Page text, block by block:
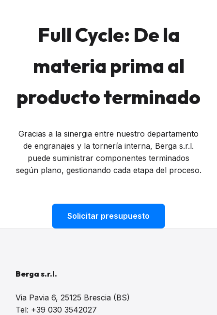
Full Cycle: De la
materia prima al
producto terminado
Gracias a la sinergia entre nuestro departamento
de engranajes y la tornería interna, Berga s.r.l.
puede suministrar componentes terminados
según plano, gestionando cada etapa del proceso.
Solicitar presupuesto
Berga s.r.l.
Via Pavia 6, 25125 Brescia (BS)
Tel: +39 030 3542027